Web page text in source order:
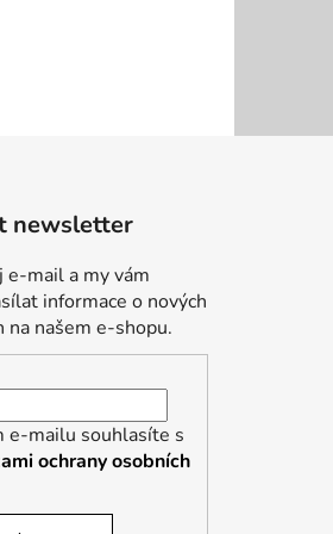
newsletter
e-mail a my vám
informace o nových
na našem e-shopu.
e-mailu souhlasíte s
ochrany osobních